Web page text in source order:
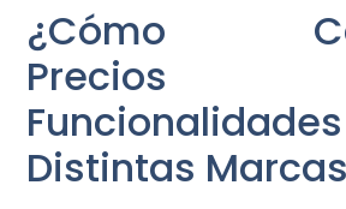
¿Cómo
Distintas